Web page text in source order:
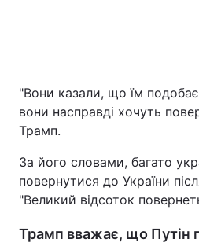
"Вони казали, що їм
вони насправді хочуть
Трамп.
За його словами, багато
повернутися до України
"Великий відсоток
Трамп вважає, що Путін